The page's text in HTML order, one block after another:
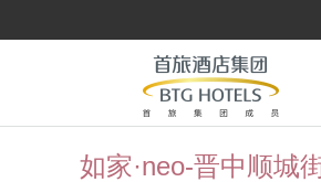
如家·neo-晋中顺城